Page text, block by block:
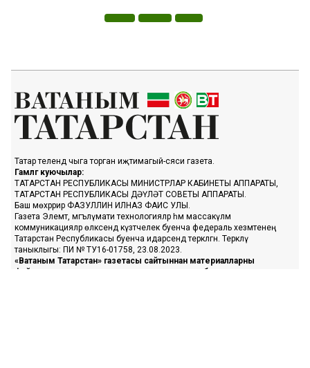
Татар телендә чыга торган иҗтимагый-сәяси газета.
Гамәлгә куючылар:
ТАТАРСТАН РЕСПУБЛИКАСЫ МИНИСТРЛАР КАБИНЕТЫ АППАРАТЫ,
ТАТАРСТАН РЕСПУБЛИКАСЫ ДӘҮЛӘТ СОВЕТЫ АППАРАТЫ.
Баш мөхәррир ФАЗУЛЛИН ИЛНАЗ ФАИС УЛЫ.
Газета Элемтә, мәгълүмати технологияләр һәм массакүләм
коммуникацияләр өлкәсендә күзәтчелек буенча федераль хезмәтенең
Татарстан Республикасы буенча идарәсендә теркәлгән. Теркәлү
таныклыгы: ПИ № ТУ16-01758, 23.08.2023.
«Ватаным Татарстан» газетасы сайтыннан материалларны
файдаланган очракта гиперссылка күрсәтү мәҗбүри.